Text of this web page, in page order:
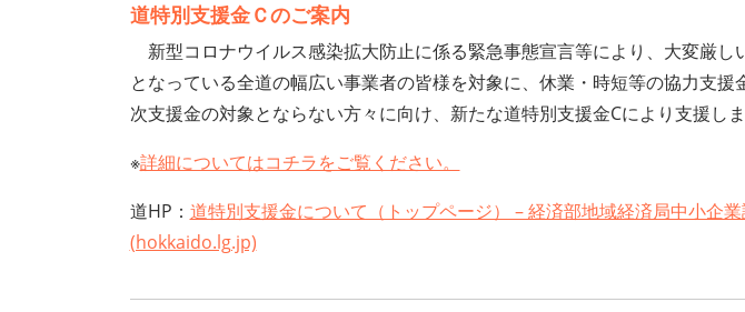
道特別支援金Ｃのご案内
新型コロナウイルス感染拡大防止に係る緊急事態宣言等により、大変厳し
となっている全道の幅広い事業者の皆様を対象に、休業・時短等の協力支援
次支援金の対象とならない方々に向け、新たな道特別支援金Cにより支援しま
※詳細についてはコチラをご覧ください。
道HP： 道特別支援金について（トップページ） – 経済部地域経済局中小企業
(hokkaido.lg.jp)